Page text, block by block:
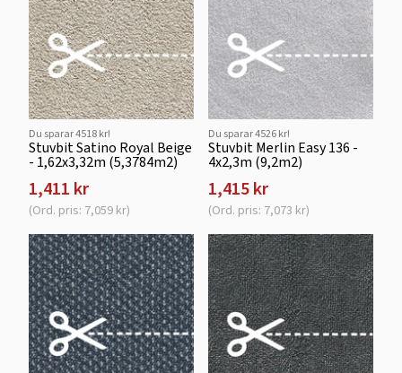
Du sparar 4518 kr!
Stuvbit Satino Royal Beige
- 1,62x3,32m (5,3784m2)
1,411 kr
(Ord. pris: 7,059 kr)
Du sparar 4526 kr!
Stuvbit Merlin Easy 136 -
4x2,3m (9,2m2)
1,415 kr
(Ord. pris: 7,073 kr)